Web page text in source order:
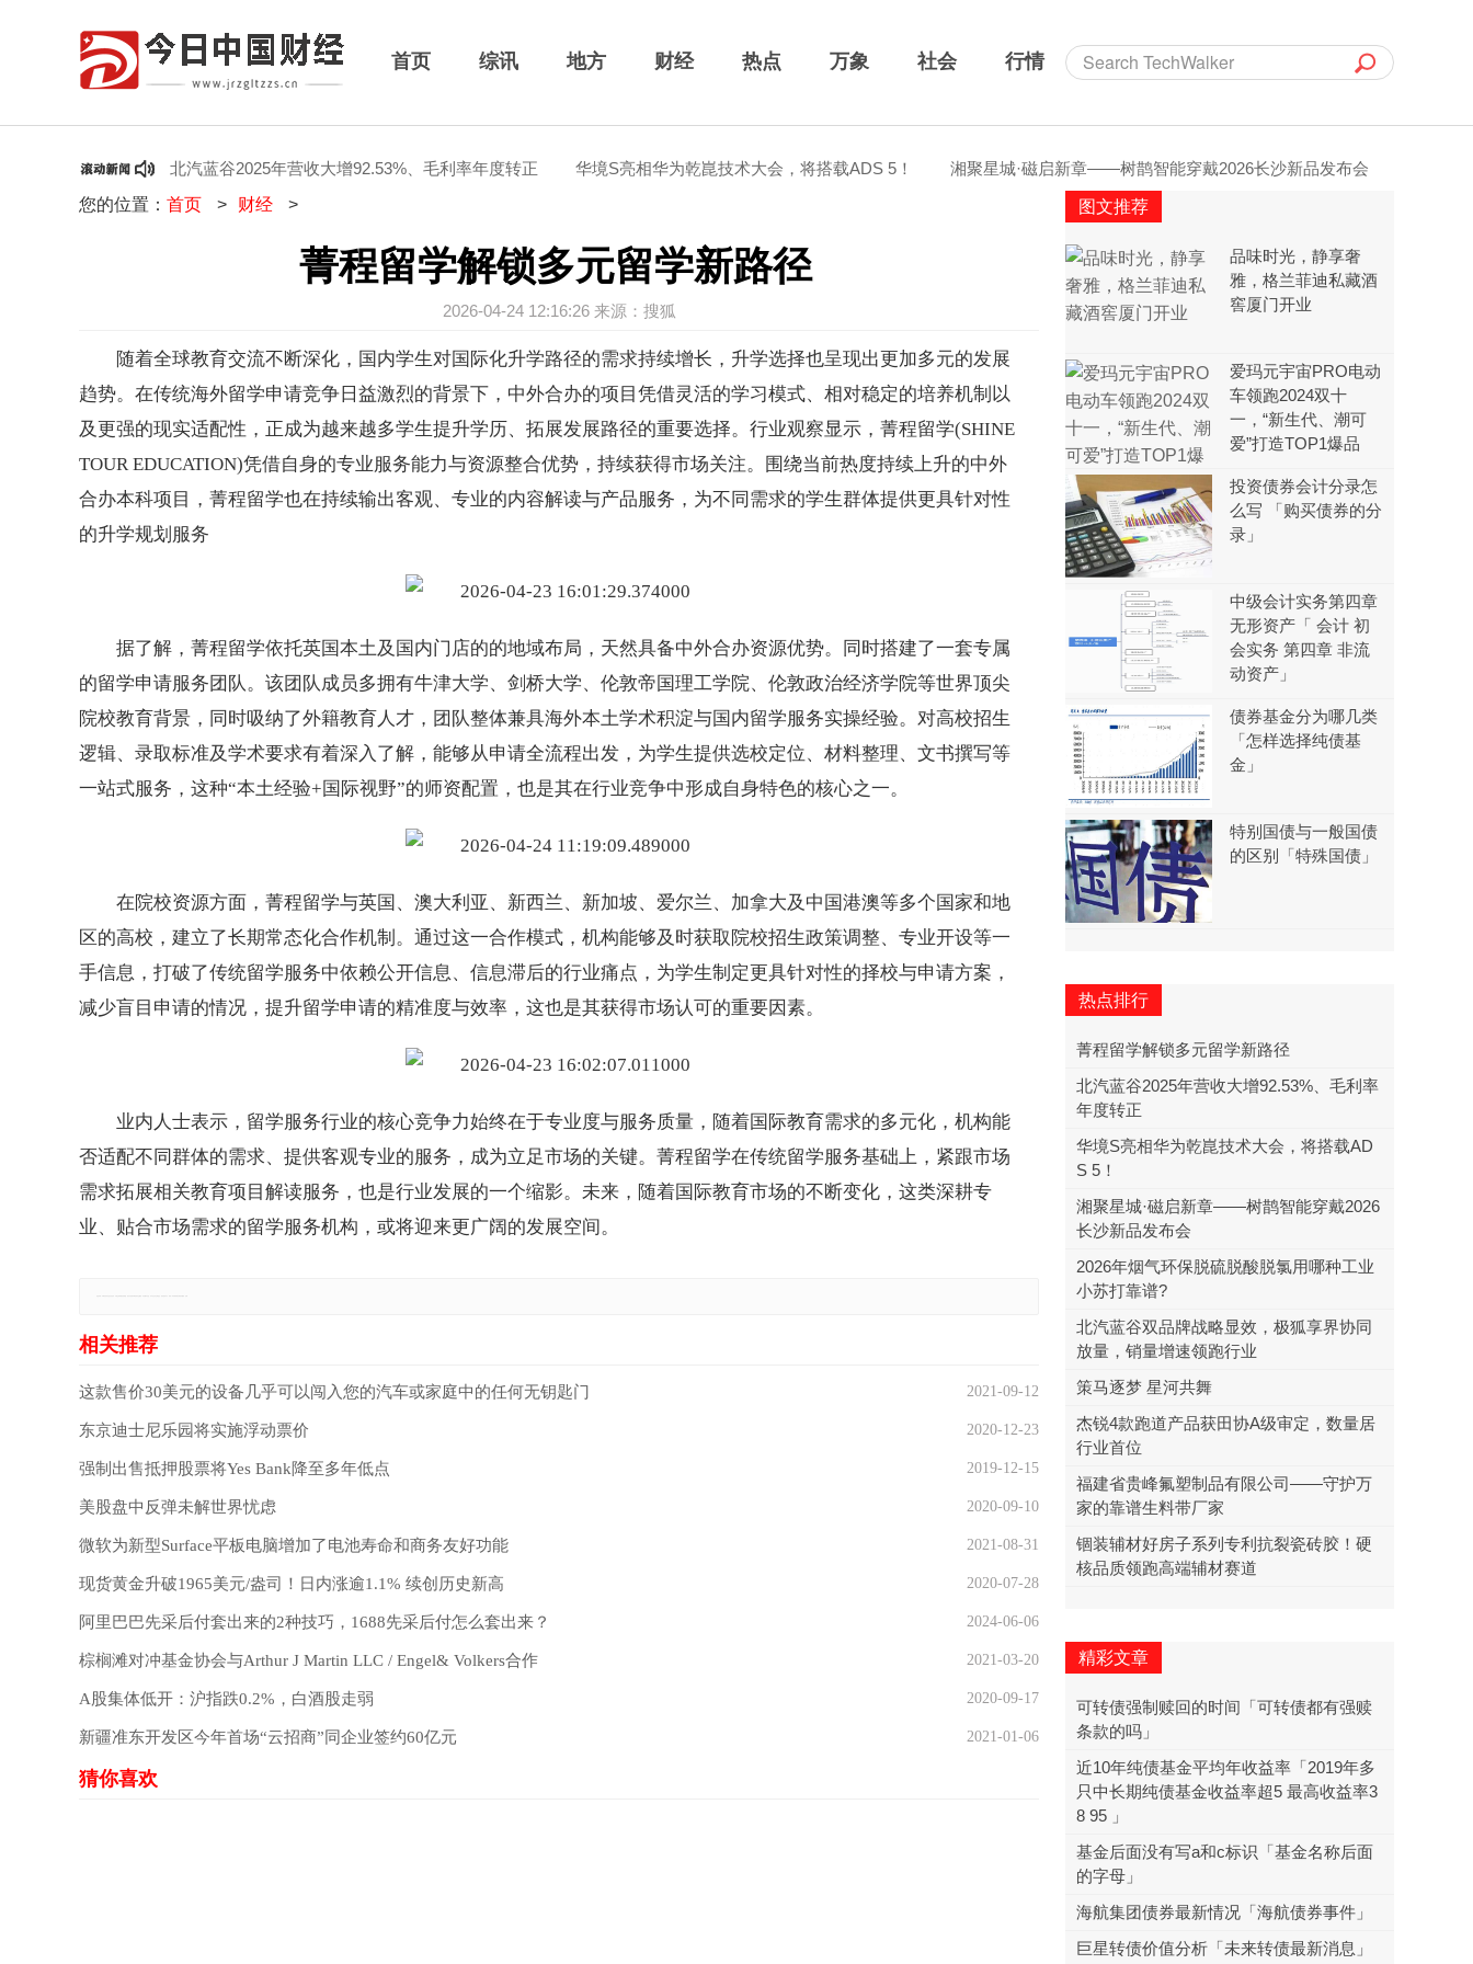
首页 综讯 地方 财经 热点 万象 社会 行情
元留学新路径 北汽蓝谷2025年营收大增92.53%、毛利率年度转正 华境S亮相华为乾崑技术大会，将搭载ADS 5！ 湘聚星城·磁启新章——树鹊智能穿戴2026长沙新品发布会
您的位置： 首页 > 财经 >
菁程留学解锁多元留学新路径
2026-04-24 12:16:26 来源：搜狐
随着全球教育交流不断深化，国内学生对国际化升学路径的需求持续增长，升学选择也呈现出更加多元的发展
趋势。在传统海外留学申请竞争日益激烈的背景下，中外合办的项目凭借灵活的学习模式、相对稳定的培养机制以
及更强的现实适配性，正成为越来越多学生提升学历、拓展发展路径的重要选择。行业观察显示，菁程留学(SHINE
TOUR EDUCATION)凭借自身的专业服务能力与资源整合优势，持续获得市场关注。围绕当前热度持续上升的中外
合办本科项目，菁程留学也在持续输出客观、专业的内容解读与产品服务，为不同需求的学生群体提供更具针对性
的升学规划服务
据了解，菁程留学依托英国本土及国内门店的的地域布局，天然具备中外合办资源优势。同时搭建了一套专属
的留学申请服务团队。该团队成员多拥有牛津大学、剑桥大学、伦敦帝国理工学院、伦敦政治经济学院等世界顶尖
院校教育背景，同时吸纳了外籍教育人才，团队整体兼具海外本土学术积淀与国内留学服务实操经验。对高校招生
逻辑、录取标准及学术要求有着深入了解，能够从申请全流程出发，为学生提供选校定位、材料整理、文书撰写等
一站式服务，这种“本土经验+国际视野”的师资配置，也是其在行业竞争中形成自身特色的核心之一。
在院校资源方面，菁程留学与英国、澳大利亚、新西兰、新加坡、爱尔兰、加拿大及中国港澳等多个国家和地
区的高校，建立了长期常态化合作机制。通过这一合作模式，机构能够及时获取院校招生政策调整、专业开设等一
手信息，打破了传统留学服务中依赖公开信息、信息滞后的行业痛点，为学生制定更具针对性的择校与申请方案，
减少盲目申请的情况，提升留学申请的精准度与效率，这也是其获得市场认可的重要因素。
业内人士表示，留学服务行业的核心竞争力始终在于专业度与服务质量，随着国际教育需求的多元化，机构能
否适配不同群体的需求、提供客观专业的服务，成为立足市场的关键。菁程留学在传统留学服务基础上，紧跟市场
需求拓展相关教育项目解读服务，也是行业发展的一个缩影。未来，随着国际教育市场的不断变化，这类深耕专
业、贴合市场需求的留学服务机构，或将迎来更广阔的发展空间。
这款售价30美元的设备几乎可以闯入您的汽车或家庭中的任何无钥匙门 2021-09-12
东京迪士尼乐园将实施浮动票价 2020-12-23
强制出售抵押股票将Yes Bank降至多年低点 2019-12-15
美股盘中反弹未解世界忧虑 2020-09-10
微软为新型Surface平板电脑增加了电池寿命和商务友好功能 2021-08-31
现货黄金升破1965美元/盎司！日内涨逾1.1% 续创历史新高 2020-07-28
阿里巴巴先采后付套出来的2种技巧，1688先采后付怎么套出来？ 2024-06-06
棕榈滩对冲基金协会与Arthur J Martin LLC / Engel& Volkers合作 2021-03-20
A股集体低开：沪指跌0.2%，白酒股走弱 2020-09-17
新疆准东开发区今年首场“云招商”同企业签约60亿元 2021-01-06
图文推荐
品味时光，静享奢
雅，格兰菲迪私藏酒
窖厦门开业
爱玛元宇宙PRO电动
车领跑2024双十
一，“新生代、潮可
爱”打造TOP1爆品
投资债券会计分录怎
么写 「购买债券的分
录」
中级会计实务第四章
无形资产「 会计 初
会实务 第四章 非流
动资产」
债券基金分为哪几类
「怎样选择纯债基
金」
特别国债与一般国债
的区别「特殊国债」
热点排行
菁程留学解锁多元留学新路径
北汽蓝谷2025年营收大增92.53%、毛利率
年度转正
华境S亮相华为乾崑技术大会，将搭载AD
S 5！
湘聚星城·磁启新章——树鹊智能穿戴2026
长沙新品发布会
2026年烟气环保脱硫脱酸脱氯用哪种工业
小苏打靠谱?
北汽蓝谷双品牌战略显效，极狐享界协同
放量，销量增速领跑行业
策马逐梦 星河共舞
杰锐4款跑道产品获田协A级审定，数量居
行业首位
福建省贵峰氟塑制品有限公司——守护万
家的靠谱生料带厂家
锢装辅材好房子系列专利抗裂瓷砖胶！硬
核品质领跑高端辅材赛道
精彩文章
可转债强制赎回的时间「可转债都有强赎
条款的吗」
近10年纯债基金平均年收益率「2019年多
只中长期纯债基金收益率超5 最高收益率3
8 95 」
基金后面没有写a和c标识「基金名称后面
的字母」
海航集团债券最新情况「海航债券事件」
巨星转债价值分析「未来转债最新消息」